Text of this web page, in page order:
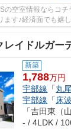
の空室情報ならコ
ます♪経済面でも嬉
ば投資用にも適し
レイドルガー
新築
1,788万円
宇部線 「丸尾
宇部線 「 床波
- / 4LDK /